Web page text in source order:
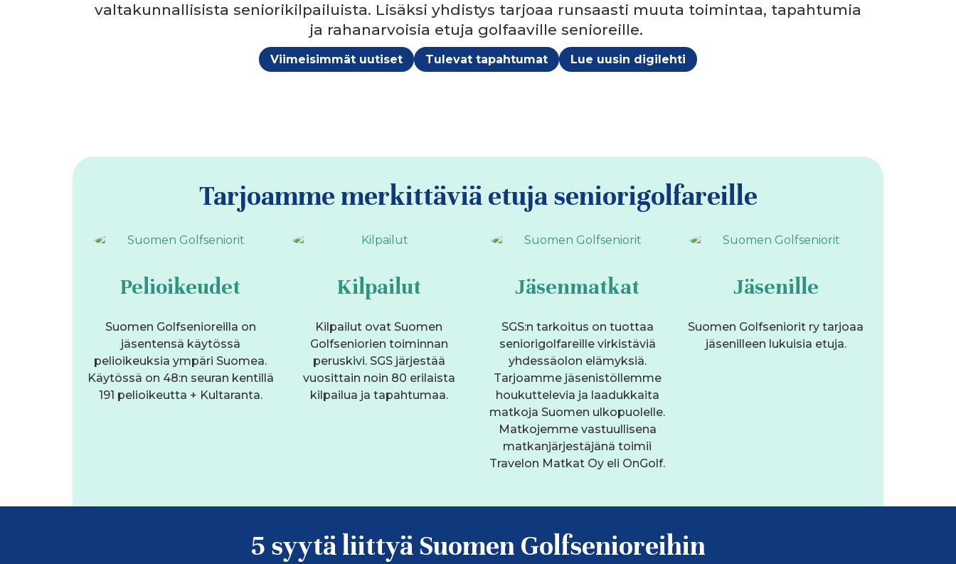
valtakunnallisista seniorikilpailuista. Lisäksi yhdistys tarjoaa runsaasti muuta toimintaa, tapahtumia
ja rahanarvoisia etuja golfaaville senioreille.
Viimeisimmät uutiset Tulevat tapahtumat Lue uusin digilehti
Tarjoamme merkittäviä etuja seniorigolfareille
Pelioikeudet
Suomen Golfsenioreilla on
jäsentensä käytössä
pelioikeuksia ympäri Suomea.
Käytössä on 48:n seuran kentillä
191 pelioikeutta + Kultaranta.
Kilpailut
Kilpailut ovat Suomen
Golfseniorien toiminnan
peruskivi. SGS järjestää
vuosittain noin 80 erilaista
kilpailua ja tapahtumaa.
Jäsenmatkat
SGS:n tarkoitus on tuottaa
seniorigolfareille virkistäviä
yhdessäolon elämyksiä.
Tarjoamme jäsenistöllemme
houkuttelevia ja laadukkaita
matkoja Suomen ulkopuolelle.
Matkojemme vastuullisena
matkanjärjestäjänä toimii
Travelon Matkat Oy eli OnGolf.
Jäsenille
Suomen Golfseniorit ry tarjoaa
jäsenilleen lukuisia etuja.
5 syytä liittyä Suomen Golfsenioreihin